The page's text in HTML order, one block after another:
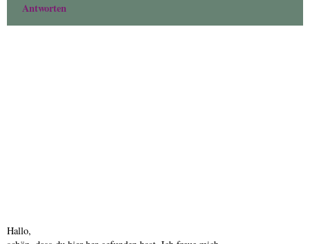
Antworten
Hallo,